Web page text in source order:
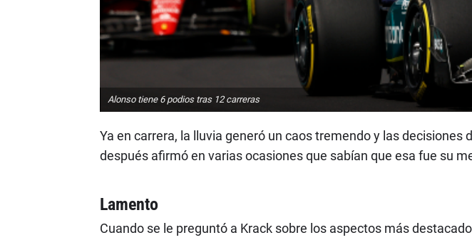
Alonso tiene 6 podios tras 12 carreras
Ya en carrera, la lluvia generó un caos tremendo y las
después afirmó en varias ocasiones que sabían que esa fue su
Lamento
Cuando se le preguntó a Krack sobre los aspectos más